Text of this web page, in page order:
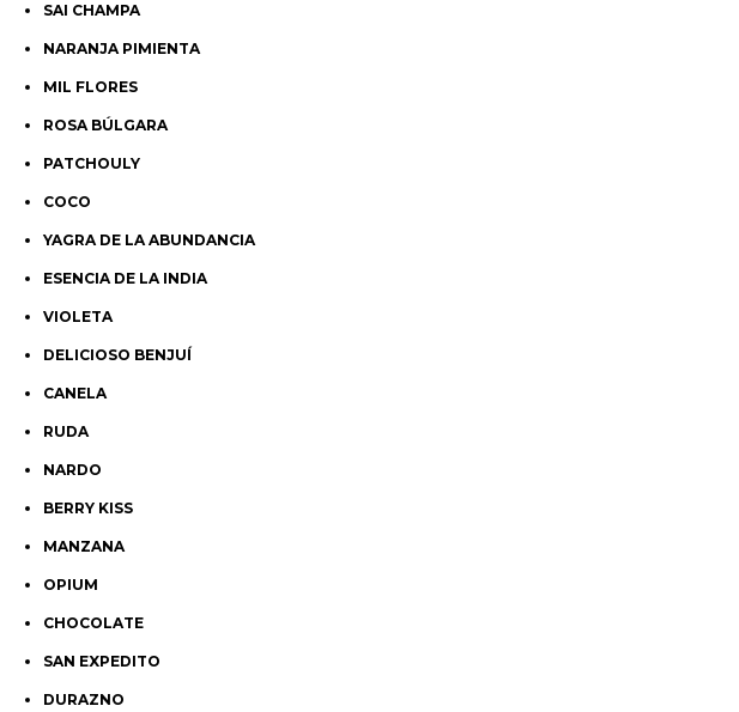
SAI CHAMPA
NARANJA PIMIENTA
MIL FLORES
ROSA BÚLGARA
PATCHOULY
COCO
YAGRA DE LA ABUNDANCIA
ESENCIA DE LA INDIA
VIOLETA
DELICIOSO BENJUÍ
CANELA
RUDA
NARDO
BERRY KISS
MANZANA
OPIUM
CHOCOLATE
SAN EXPEDITO
DURAZNO